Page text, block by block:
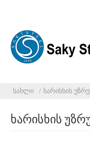
სახლი ხარისხის
ხარისხის